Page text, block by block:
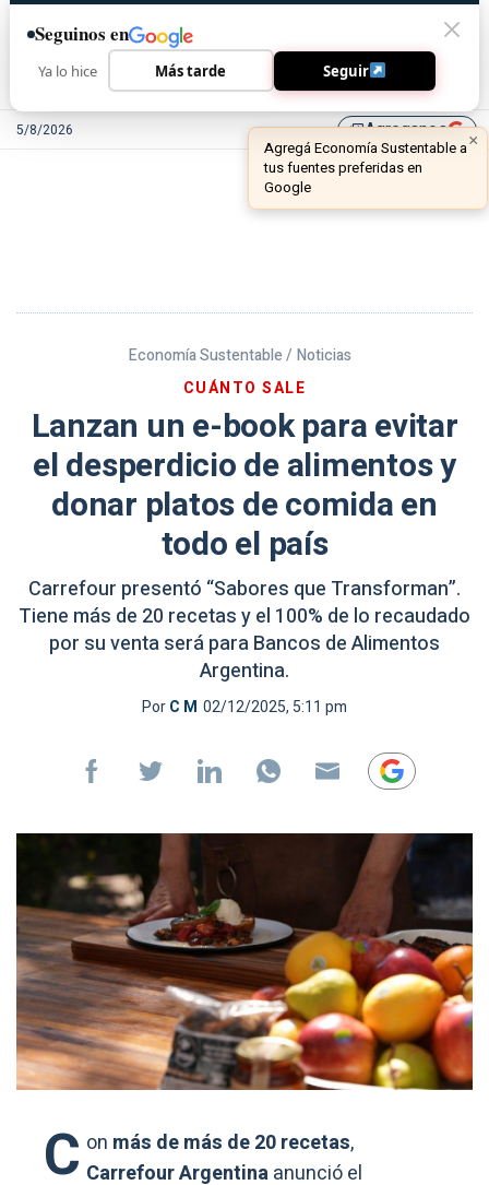
5/8/2026 library_addAgreganos
Economía Sustentable / Noticias
CUÁNTO SALE
Lanzan un e-book para evitar
el desperdicio de alimentos y
donar platos de comida en
todo el país
Carrefour presentó “Sabores que Transforman”.
Tiene más de 20 recetas y el 100% de lo recaudado
por su venta será para Bancos de Alimentos
Argentina.
PorC M 02/12/2025, 5:11 pm
C on más de más de 20 recetas,
Carrefour Argentinaanunció el
Seguinos en
Ya lo hice Más tarde Seguir